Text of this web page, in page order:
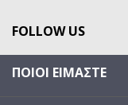
FOLLOW US
ΠΟΙΟΙ ΕΊΜΑΣΤΕ